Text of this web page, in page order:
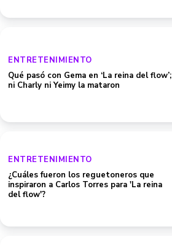
ENTRETENIMIENTO
Qué pasó con Gema en ‘La reina del flow’;
ni Charly ni Yeimy la mataron
ENTRETENIMIENTO
¿Cuáles fueron los reguetoneros que
inspiraron a Carlos Torres para 'La reina
del flow'?